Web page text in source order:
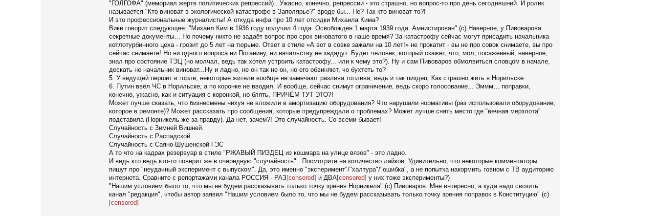
"ГОЛГОФА" (мемориал жертв политических репрессий)...Ужасно, конечно, репрессии - это страшно, но вопрос-то про день сегодняшний. И ролик
называется "Кто виноват в экологической катастрофе в Заполярье?" вроде бы... Не? Так кто виноват-то?!
И это профессиональные журналисты! А откуда инфа про 10 лет отсидки Михаила Кима?
Вики говорит следующее: "Михаил Ким в 1936 году получил 4 года. Освобожден 1 марта 1939 года. Амнистирован" (с) Наверное, у Пивоварова
секретные документы… Но почему никто не задаёт вопрос про срок виноватого в наше время? За катастрофу сейчас могут присадить начальника
котлотурбинного цеха - грозит до 5 лет на тюрьме. Ответ в стиле «А вот в совке зажали на 10 лет!» не прокатит - вы не про совок снимаете, вы про
сейчас снимаете! Но ни одного вопроса ни Потанину, ни начальству не зададут. Будет человек, который скажет, что, мол, посаженный, наверное,
знал про состояние ТЭЦ (но молчал, ведь так хотел устроить катастрофу... или к чему это?). Ну и сам Пивоваров обмолвиться словцом в начале,
дескать не начальник виноват...Ну и ладно, не он так не он, но его обвиняют, чо бухтеть то?
5. У ведущей першит в горле, некоторые жители вообще не замечают разлива топлива, ведь и так пиздец. Как страшно жить в Норильске.
6. Путин ввёл ЧС в Норильске, а по коронке не вводил. И вообще, сейчас снимут ограничение, ведь скоро голосование... Эммм… поправки,
конечно, ужасно, как и ситуация с коронкой, но блять, ПРИЧЁМ ТУТ ЭТО?!
Может лучше сказать, что бизнесмены нихуя не вложили в амортизацию оборудования? Что нарушали нормативы (раз использовали оборудование,
которое в ремонте)? Может рассказать про сообщения, которые предупреждали о проблемах? Может лучше снять место где "вечная мерзлота"
подставила (Норникель же за правду). Да нет, зачем?! Это случайность. Со всеми бывает!
Случайность с Зимней Вишней.
Случайность с Распадской.
Случайность с Саяно-Шушенской ГЭС
А то что на кадрах резервуар в стиле "РЖАВЫЙ ПИЗДЕЦ из кошмара на улице вязов" - это ладно.
И ведь кто ведь кто-то поверит же в очередную "случайность"...Посмотрите на количество лайков. Удивительно, что некоторые комментаторы
пишут про "неудачный эксперимент с выпуском". Да, это именно "эксперимент"/"халтура"/"ошибка", а не попытка накормить говном с ТВ аудиторию
интернета. Сравните с репортажами канала РОССИЯ - РАЗ[censored] и ДВА[censored] у них тоже эксперименты?)
"Нашим условием было то, что мы не будем рассказывать только точку зрения Норникеля" (с) Пивоваров. Мне интересно, а куда надо свозить
канал "редакция", чтобы автор заявил "Нашим условием было то, что мы не будем рассказывать только точку зрения поправок в Конституцию" (с)
[censored]